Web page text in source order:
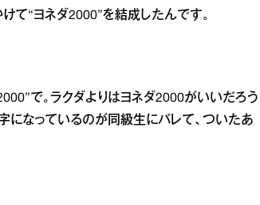
て“ヨネダ2000”を結成したんです。
で。ラクダよりはヨネダ2000がいいだろう
になっているのが同級生にバレて、ついたあ